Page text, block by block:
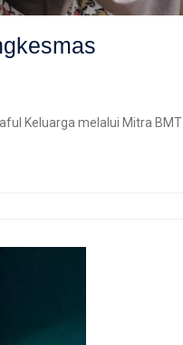
Keluarga melalui Mitra BMT